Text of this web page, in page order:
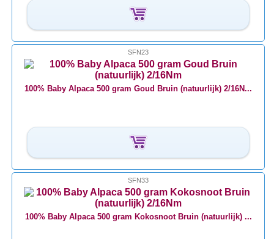
SFN23
100% Baby Alpaca 500 gram Goud Bruin (natuurlijk) 2/16N...
SFN33
100% Baby Alpaca 500 gram Kokosnoot Bruin (natuurlijk) ...